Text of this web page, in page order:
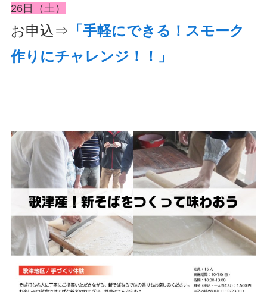
26日（土）
お申込⇒ 「手軽にできる！スモーク
作りにチャレンジ！！」